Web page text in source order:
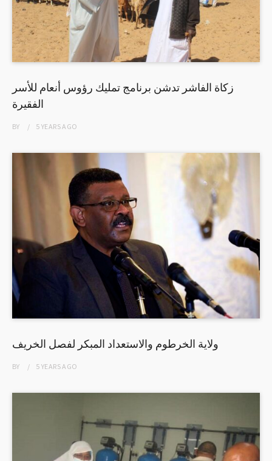
زكاة الفاشر تدشن برنامج تمليك رؤوس أنعام للأسر
الفقيرة
BY 5 YEARSAGO
ولاية الخرطوم والاستعداد المبكر لفصل الخريف
BY 5 YEARSAGO